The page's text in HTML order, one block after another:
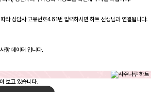
라 상담사 고유번호461번 입력하시면 하트 선생님과 연결됩니다.
보고 있습니다.